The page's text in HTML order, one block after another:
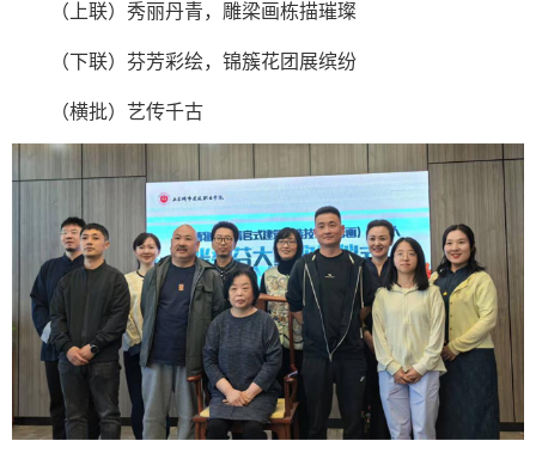
（上联）秀丽丹青，雕梁画栋描璀璨
（下联）芬芳彩绘，锦簇花团展缤纷
（横批）艺传千古